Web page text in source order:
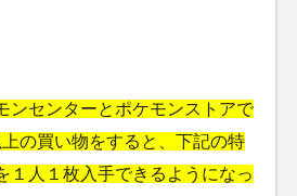
ンセンターとポケモンストアで
の買い物をすると、下記の特
１人１枚入手できるようになっ